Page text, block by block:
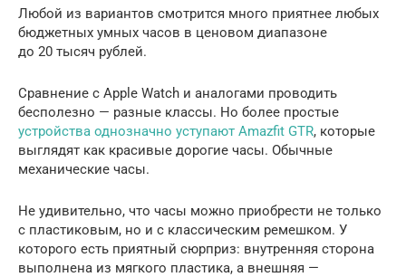
Любой из вариантов смотрится много приятнее любых
бюджетных умных часов в ценовом диапазоне
до 20 тысяч рублей.
Сравнение с Apple Watch и аналогами проводить
бесполезно — разные классы. Но более простые
устройства однозначно уступают Amazfit GTR, которые
выглядят как красивые дорогие часы. Обычные
механические часы.
Не удивительно, что часы можно приобрести не только
с пластиковым, но и с классическим ремешком. У
которого есть приятный сюрприз: внутренняя сторона
выполнена из мягкого пластика, а внешняя —